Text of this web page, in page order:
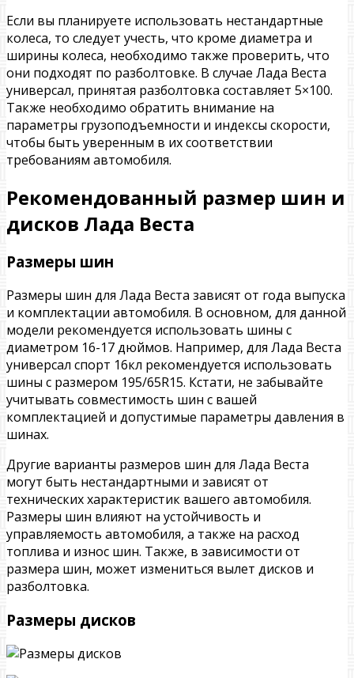
Если вы планируете использовать нестандартные
колеса, то следует учесть, что кроме диаметра и
ширины колеса, необходимо также проверить, что
они подходят по разболтовке. В случае Лада Веста
универсал, принятая разболтовка составляет 5×100.
Также необходимо обратить внимание на
параметры грузоподъемности и индексы скорости,
чтобы быть уверенным в их соответствии
требованиям автомобиля.
Рекомендованный размер шин и
дисков Лада Веста
Размеры шин
Размеры шин для Лада Веста зависят от года выпуска
и комплектации автомобиля. В основном, для данной
модели рекомендуется использовать шины с
диаметром 16-17 дюймов. Например, для Лада Веста
универсал спорт 16кл рекомендуется использовать
шины с размером 195/65R15. Кстати, не забывайте
учитывать совместимость шин с вашей
комплектацией и допустимые параметры давления в
шинах.
Другие варианты размеров шин для Лада Веста
могут быть нестандартными и зависят от
технических характеристик вашего автомобиля.
Размеры шин влияют на устойчивость и
управляемость автомобиля, а также на расход
топлива и износ шин. Также, в зависимости от
размера шин, может измениться вылет дисков и
разболтовка.
Размеры дисков